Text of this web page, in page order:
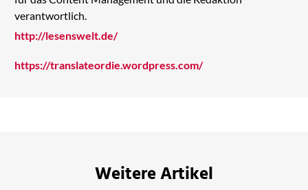
verantwortlich.
http://lesenswelt.de/
https://translateordie.wordpress.com/
Weitere Artikel